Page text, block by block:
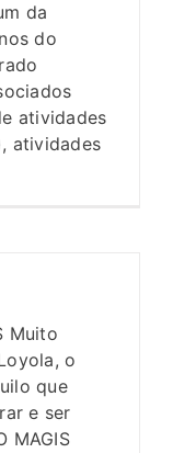
da
do
atividades
atividades
Muito
o
que
e ser
MAGIS